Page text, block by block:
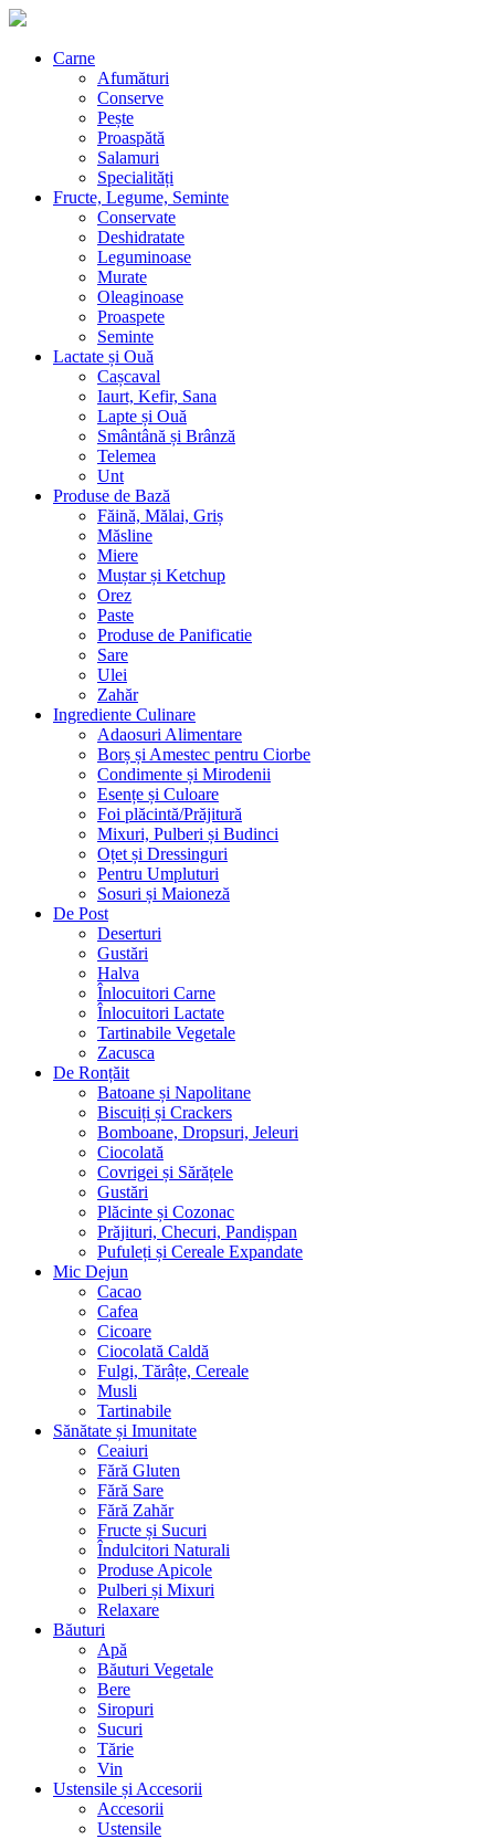
Carne
Afumături
Conserve
Pește
Proaspătă
Salamuri
Specialități
Fructe, Legume, Seminte
Conservate
Deshidratate
Leguminoase
Murate
Oleaginoase
Proaspete
Seminte
Lactate și Ouă
Cașcaval
Iaurt, Kefir, Sana
Lapte și Ouă
Smântână și Brânză
Telemea
Unt
Produse de Bază
Făină, Mălai, Griș
Măsline
Miere
Muștar și Ketchup
Orez
Paste
Produse de Panificatie
Sare
Ulei
Zahăr
Ingrediente Culinare
Adaosuri Alimentare
Borș și Amestec pentru Ciorbe
Condimente și Mirodenii
Esențe și Culoare
Foi plăcintă/Prăjitură
Mixuri, Pulberi și Budinci
Oțet și Dressinguri
Pentru Umpluturi
Sosuri și Maioneză
De Post
Deserturi
Gustări
Halva
Înlocuitori Carne
Înlocuitori Lactate
Tartinabile Vegetale
Zacusca
De Ronțăit
Batoane și Napolitane
Biscuiți și Crackers
Bomboane, Dropsuri, Jeleuri
Ciocolată
Covrigei și Sărățele
Gustări
Plăcinte și Cozonac
Prăjituri, Checuri, Pandișpan
Pufuleți și Cereale Expandate
Mic Dejun
Cacao
Cafea
Cicoare
Ciocolată Caldă
Fulgi, Tărâțe, Cereale
Musli
Tartinabile
Sănătate și Imunitate
Ceaiuri
Fără Gluten
Fără Sare
Fără Zahăr
Fructe și Sucuri
Îndulcitori Naturali
Produse Apicole
Pulberi și Mixuri
Relaxare
Băuturi
Apă
Băuturi Vegetale
Bere
Siropuri
Sucuri
Tărie
Vin
Ustensile și Accesorii
Accesorii
Ustensile